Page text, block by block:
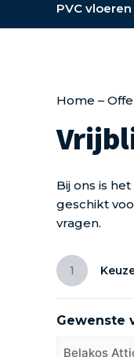
PVC vloeren
Home –
Bij ons is
geschikt
vragen.
1
Gewenste